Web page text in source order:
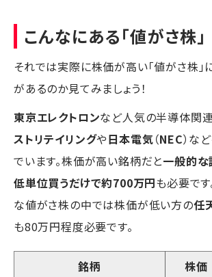
こんなにある「値がさ株」
それでは実際に株価が高い「値がさ株」
があるのか見てみましょう！
東京エレクトロンなど人気の半導体関
ストリテイリングや日本電気（NEC）な
でいます。株価が高い銘柄だと一般的
低単位買うだけで約700万円も必要で
な値がさ株の中では株価が低い方の任
も80万円程度必要です。
銘柄 株価